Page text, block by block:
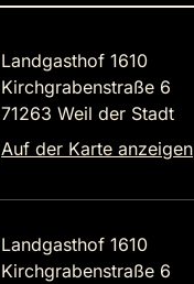
Landgasthof 1610
Kirchgrabenstraße 6
71263 Weil der Stadt
Auf der Karte anzeigen
Landgasthof 1610
Kirchgrabenstraße 6